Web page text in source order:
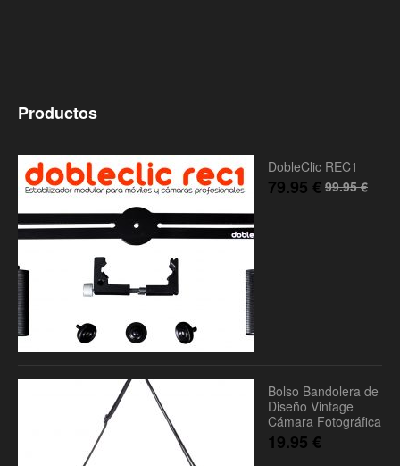
Productos
DobleClic REC1
99.95€
79.95 €
Bolso Bandolera de
Diseño Vintage
Cámara Fotográfica
19.95 €